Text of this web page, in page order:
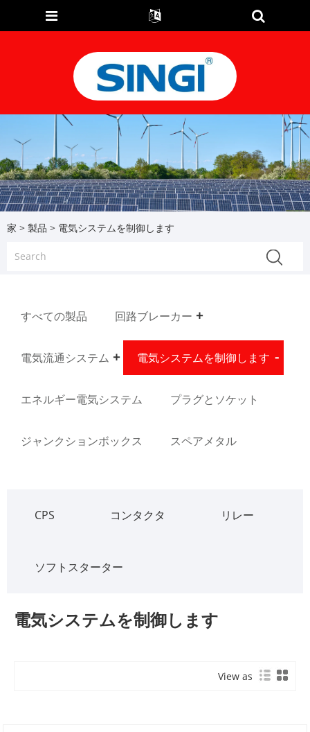
家 > 製品 > 電気システムを制御します
すべての製品 回路ブレーカー
電気流通システム 電気システムを制御します
エネルギー電気システム プラグとソケット
ジャンクションボックス スペアメタル
CPS コンタクタ リレー
ソフトスターター
電気システムを制御します
View as